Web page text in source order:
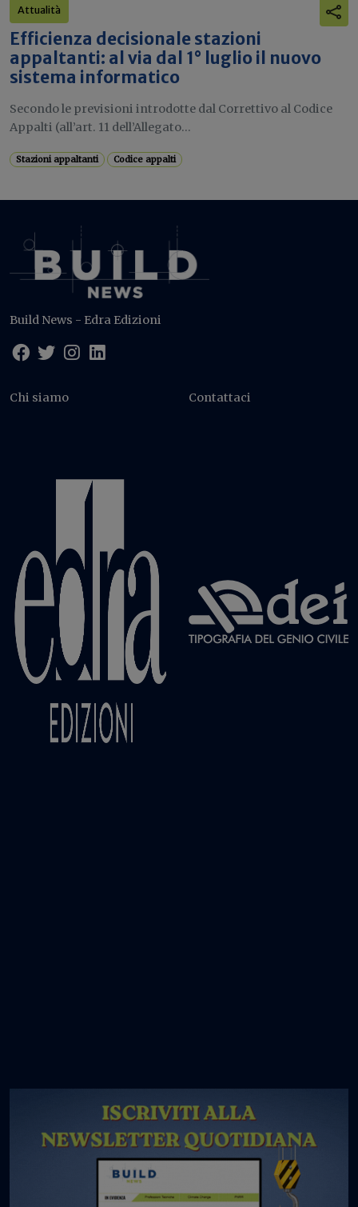
Attualità
Efficienza decisionale stazioni
appaltanti: al via dal 1° luglio il nuovo
sistema informatico
Secondo le previsioni introdotte dal Correttivo al Codice
Appalti (all’art. 11 dell’Allegato...
Stazioni appaltanti Codice appalti
Build News - Edra Edizioni
Chi siamo Contattaci